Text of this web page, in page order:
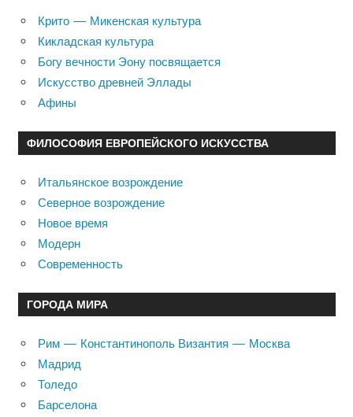
Крито — Микенская культура
Кикладская культура
Богу вечности Эону посвящается
Искусство древней Эллады
Афины
ФИЛОСОФИЯ ЕВРОПЕЙСКОГО ИСКУССТВА
Итальянское возрождение
Северное возрождение
Новое время
Модерн
Современность
ГОРОДА МИРА
Рим — Константинополь Византия — Москва
Мадрид
Толедо
Барселона